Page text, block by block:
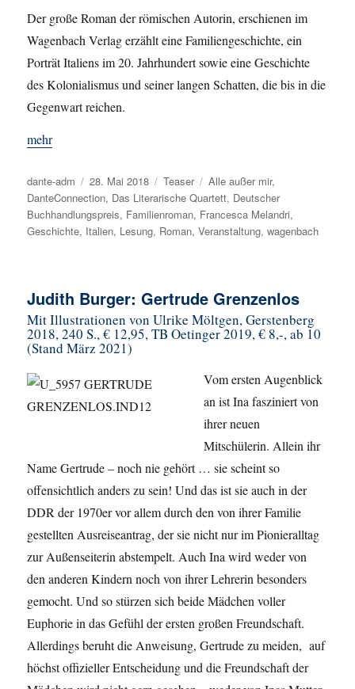
Der große Roman der römischen Autorin, erschienen im
Wagenbach Verlag erzählt eine Familiengeschichte, ein
Porträt Italiens im 20. Jahrhundert sowie eine Geschichte
des Kolonialismus und seiner langen Schatten, die bis in die
Gegenwart reichen.
mehr
Autor
dante-adm
Veröffentlicht
am
28. Mai 2018 Kategorien
Teaser Schlagwörter
Alle außer mir,
DanteConnection, Das Literarische Quartett, Deutscher
Buchhandlungspreis, Familienroman, Francesca Melandri,
Geschichte, Italien, Lesung, Roman,Veranstaltung,wagenbach
Judith Burger: Gertrude Grenzenlos
Mit Illustrationen von Ulrike Möltgen, Gerstenberg
2018, 240 S., € 12,95, TB Oetinger 2019, € 8,-, ab 10
(Stand März 2021)
Vom ersten Augenblick
an ist Ina fasziniert von
ihrer neuen
Mitschülerin. Allein ihr
Name Gertrude – noch nie gehört … sie scheint so
offensichtlich anders zu sein! Und das ist sie auch in der
DDR der 1970er vor allem durch den von ihrer Familie
gestellten Ausreiseantrag, der sie nicht nur im Pionieralltag
zur Außenseiterin abstempelt. Auch Ina wird weder von
den anderen Kindern noch von ihrer Lehrerin besonders
gemocht. Und so stürzen sich beide Mädchen voller
Euphorie in das Gefühl der ersten großen Freundschaft.
Allerdings beruht die Anweisung, Gertrude zu meiden, auf
höchst offizieller Entscheidung und die Freundschaft der